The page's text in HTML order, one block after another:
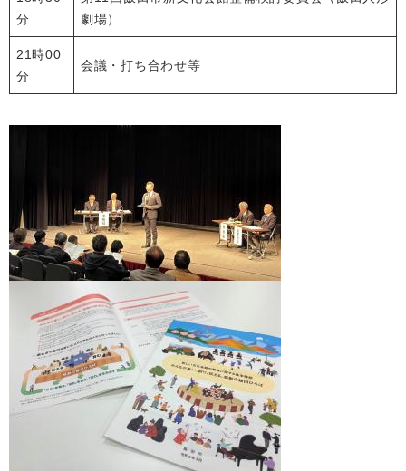
分
劇場）
21時00
分
会議・打ち合わせ等